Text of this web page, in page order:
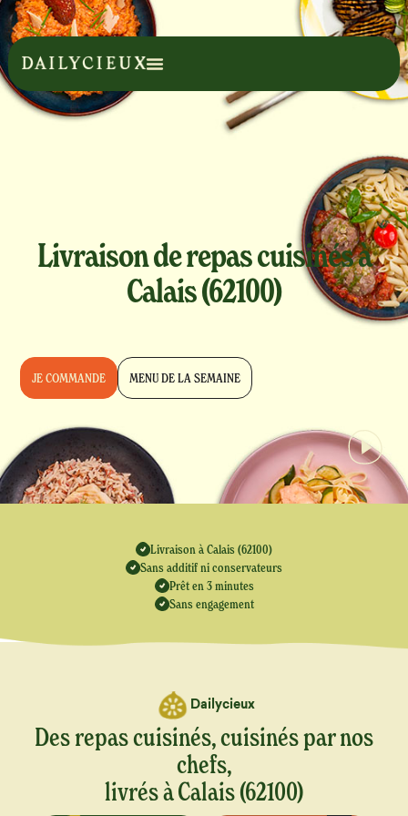
Livraison de repas cuisinés à
Calais (62100)
JE COMMANDE MENU DE LA SEMAINE
Livraison à Calais (62100)
Sans additif ni conservateurs
Prêt en 3 minutes
Sans engagement
Dailycieux
Des repas cuisinés, cuisinés par nos
chefs,
livrés à Calais (62100)